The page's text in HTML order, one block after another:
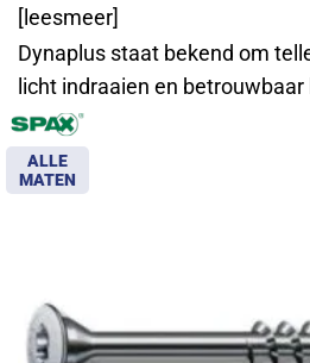
[leesmeer]
Dynaplus staat bekend om
licht indraaien en
ALLE
MATEN